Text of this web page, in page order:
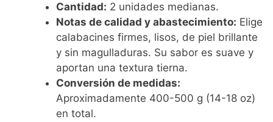
Cantidad: 2 unidades medianas.
Notas de calidad y abastecimiento: Elige
calabacines firmes, lisos, de piel brillante
y sin magulladuras. Su sabor es suave y
aportan una textura tierna.
Conversión de medidas:
Aproximadamente 400-500 g (14-18 oz)
en total.